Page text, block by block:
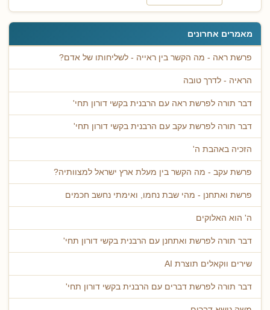
מאמרים אחרונים
פרשת ראה - מה הקשר בין ראייה - לשליחותו של אדם?
הראיה - לדרך טובה
דבר תורה לפרשת ראה עם הרבנית בקשי דורון תחי'
דבר תורה לפרשת עקב עם הרבנית בקשי דורון תחי'
הזכיה באהבת ה'
פרשת עקב - מה הקשר בין מעלת ארץ ישראל למצוותיה?
פרשת ואתחנן - מהי שבת נחמו, ואימתי נחשב חכמים
ה' הוא האלוקים
דבר תורה לפרשת ואתחנן עם הרבנית בקשי דורון תחי'
שירים ווקאלים תוצרת AI
דבר תורה לפרשת דברים עם הרבנית בקשי דורון תחי'